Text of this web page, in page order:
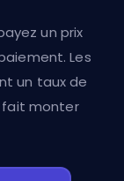
un prix
Les
un taux de
fait monter